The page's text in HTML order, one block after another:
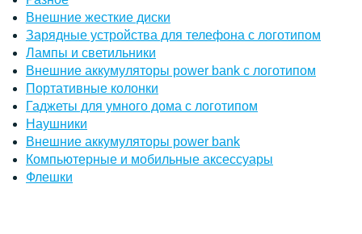
Внешние жесткие диски
Зарядные устройства для телефона с логотипом
Лампы и светильники
Внешние аккумуляторы power bank с логотипом
Портативные колонки
Гаджеты для умного дома с логотипом
Наушники
Внешние аккумуляторы power bank
Компьютерные и мобильные аксессуары
Флешки